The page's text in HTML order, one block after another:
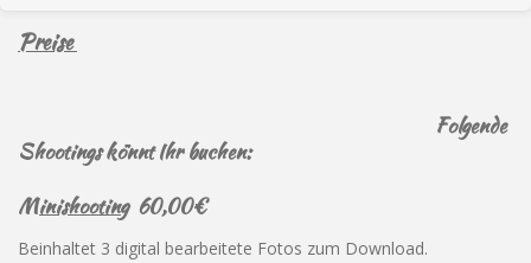
Preise
Folgende
Shootings könnt Ihr buchen:
Minishooting60,00€
Beinhaltet 3 digital bearbeitete Fotos zum Download.